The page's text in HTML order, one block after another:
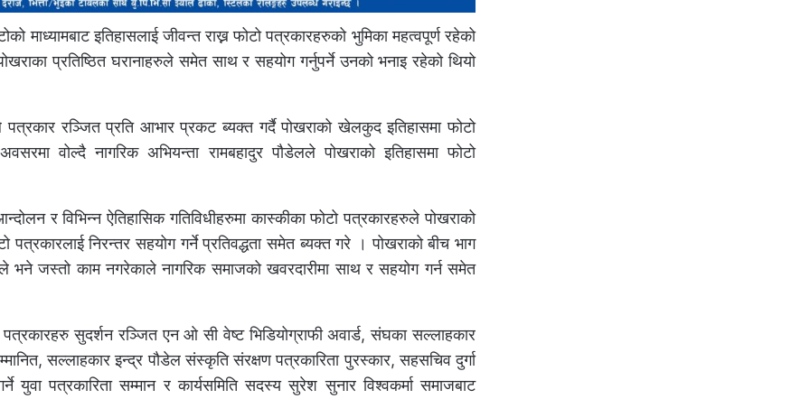
माध्यामबाट इतिहासलाई जीवन्त राख्न फोटो पत्रकारहरुको भुमिका महत्वपूर्ण रहेको
प्रतिष्ठित घरानाहरुले समेत साथ र सहयोग गर्नुपर्ने उनको भनाइ रहेको थियो
रञ्जित प्रति आभार प्रकट ब्यक्त गर्दै पोखराको खेलकुद इतिहासमा फोटो
वोल्दै नागरिक अभियन्ता रामबहादुर पौडेलले पोखराको इतिहासमा फोटो
र विभिन्न ऐतिहासिक गतिविधीहरुमा कास्कीका फोटो पत्रकारहरुले पोखराको
पत्रकारलाई निरन्तर सहयोग गर्ने प्रतिवद्धता समेत ब्यक्त गरे । पोखराको बीच भाग
भने जस्तो काम नगरेकाले नागरिक समाजको खवरदारीमा साथ र सहयोग गर्न समेत
सुदर्शन रञ्जित एन ओ सी वेष्ट भिडियोग्राफी अवार्ड, संघका सल्लाहकार
सल्लाहकार इन्द्र पौडेल संस्कृति संरक्षण पत्रकारिता पुरस्कार, सहसचिव दुर्गा
युवा पत्रकारिता सम्मान र कार्यसमिति सदस्य सुरेश सुनार विश्वकर्मा समाजबाट